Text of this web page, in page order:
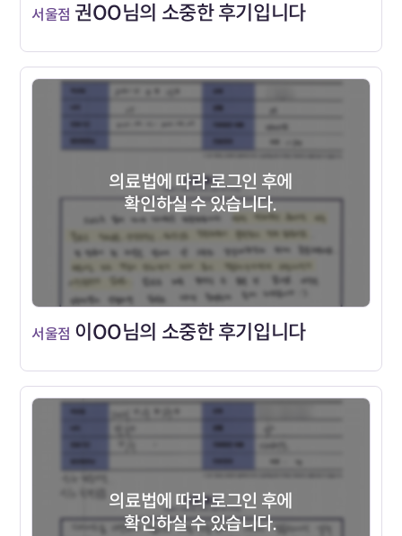
서울점 권OO님의 소중한 후기입니다
의료법에 따라 로그인 후에
확인하실 수 있습니다.
서울점 이OO님의 소중한 후기입니다
의료법에 따라 로그인 후에
확인하실 수 있습니다.